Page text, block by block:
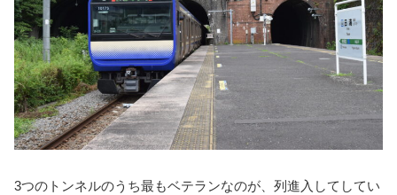
3つのトンネルのうち最もベテランなのが、列進入してしてい